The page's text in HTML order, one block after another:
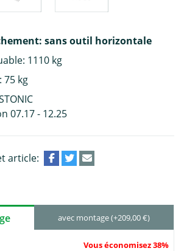
sans outil horizontale
1110 kg
75 kg
07.17 - 12.25
article:
avec montage (+209,00 €)
Vous économisez 38%